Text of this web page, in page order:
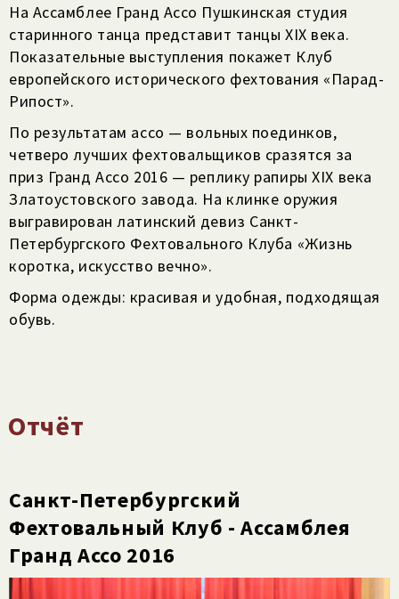
На Ассамблее Гранд Ассо Пушкинская студия
старинного танца представит танцы XIX века.
Показательные выступления покажет Клуб
европейского исторического фехтования «Парад-
Рипост».
По результатам ассо — вольных поединков,
четверо лучших фехтовальщиков сразятся за
приз Гранд Ассо 2016 — реплику рапиры XIX века
Златоустовского завода. На клинке оружия
выгравирован латинский девиз Санкт-
Петербургского Фехтовального Клуба «Жизнь
коротка, искусство вечно».
Форма одежды: красивая и удобная, подходящая
обувь.
Отчёт
Санкт-Петербургский
Фехтовальный Клуб - Ассамблея
Гранд Ассо 2016